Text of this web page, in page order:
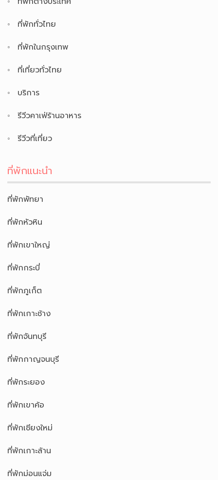
ที่พักทั่วไทย
ที่พักในกรุงเทพ
ที่เที่ยวทั่วไทย
บริการ
รีวีวคาเฟ่ร้านอาหาร
รีวีวที่เที่ยว
ที่พักแนะนำ
ที่พักพัทยา
ที่พักหัวหิน
ที่พักเขาใหญ่
ที่พักกระบี่
ที่พักภูเก็ต
ที่พักเกาะช้าง
ที่พักจันทบุรี
ที่พักกาญจนบุรี
ที่พักระยอง
ที่พักเขาค้อ
ที่พักเชียงใหม่
ที่พักเกาะล้าน
ที่พักม่อนแจ่ม